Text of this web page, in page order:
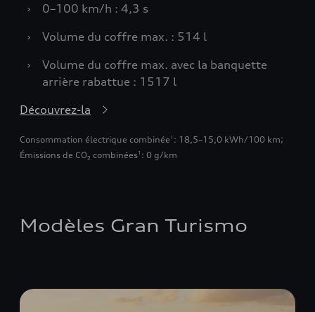
›
0–100 km/h : 4,3 s
›
Volume du coffre max. : 514 l
›
Volume du coffre max. avec la banquette
arrière rabattue : 1517 l
Découvrez-la
Consommation électrique combinée 1 : 18,5–15,0 kWh/100 km;
Émissions de CO₂ combinées1 : 0 g/km
Modèles Gran Turismo